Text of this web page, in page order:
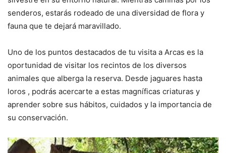
senderos, estarás rodeado de una diversidad de flora y
fauna que te dejará maravillado.
Uno de los puntos destacados de tu visita a Arcas es la
oportunidad de visitar los recintos de los diversos
animales que alberga la reserva. Desde jaguares hasta
loros , podrás acercarte a estas magníficas criaturas y
aprender sobre sus hábitos, cuidados y la importancia de
su conservación.